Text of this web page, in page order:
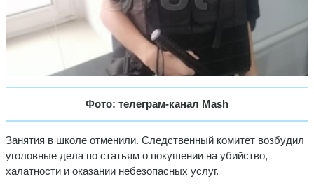
Фото: телеграм-канал Mash
Занятия в школе отменили. Следственный комитет возбудил
уголовные дела по статьям о покушении на убийство,
халатности и оказании небезопасных услуг.